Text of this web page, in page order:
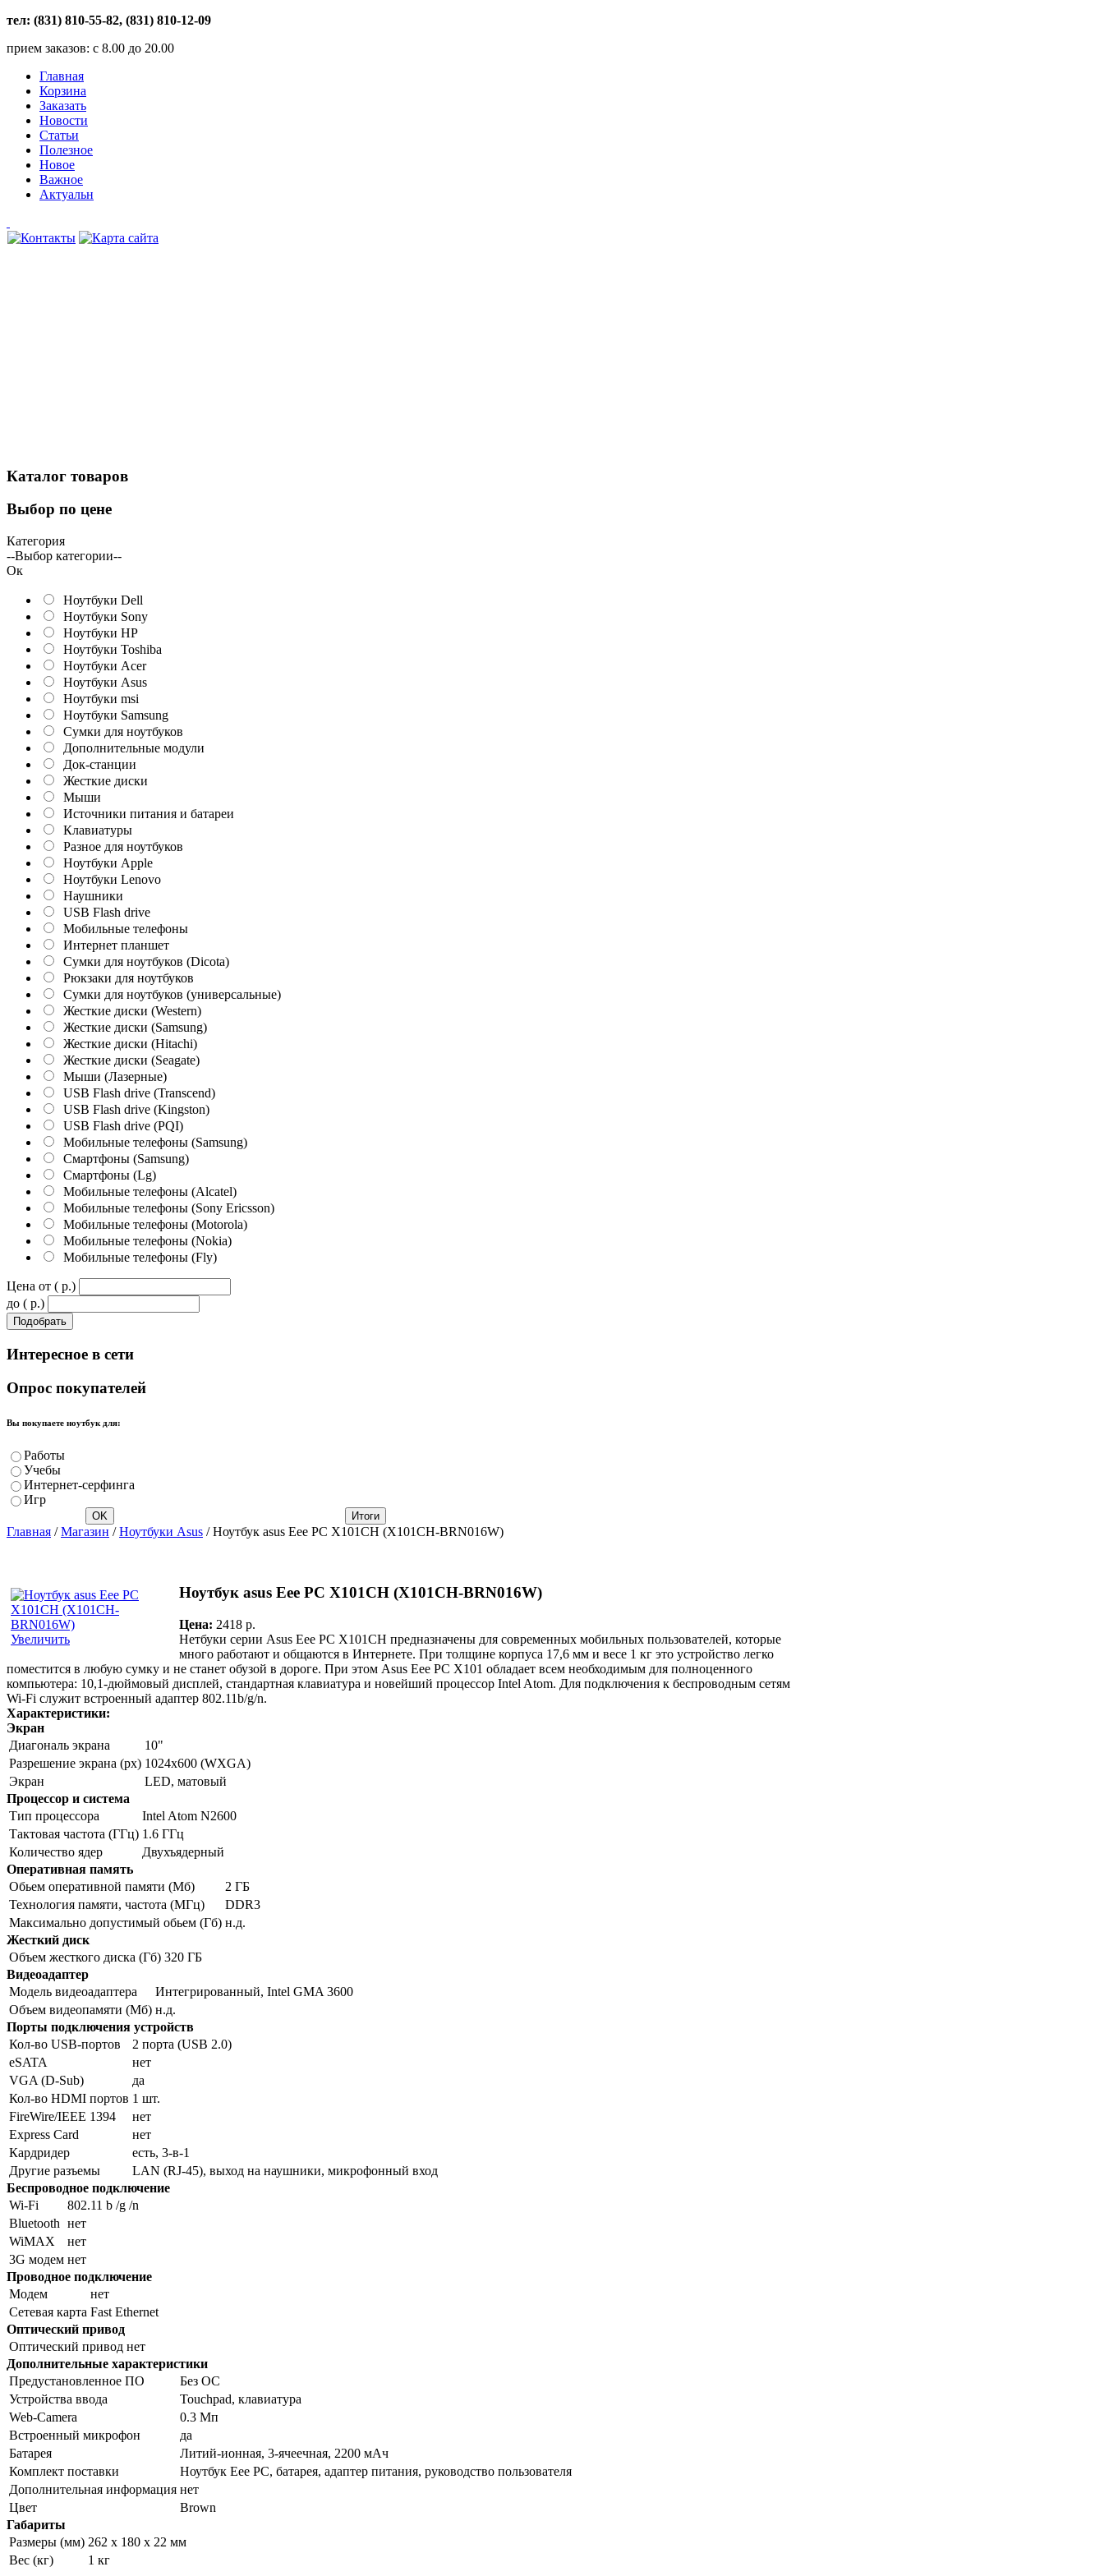
тел: (831) 810-55-82, (831) 810-12-09
прием заказов: с 8.00 до 20.00
Главная
Корзина
Заказать
Новости
Статьи
Полезное
Новое
Важное
Актуальн
Каталог товаров
Выбор по цене
Категория
--Выбор категории--
Ок
Ноутбуки Dell
Ноутбуки Sony
Ноутбуки HP
Ноутбуки Toshiba
Ноутбуки Acer
Ноутбуки Asus
Ноутбуки msi
Ноутбуки Samsung
Сумки для ноутбуков
Дополнительные модули
Док-станции
Жесткие диски
Мыши
Источники питания и батареи
Клавиатуры
Разное для ноутбуков
Ноутбуки Apple
Ноутбуки Lenovo
Наушники
USB Flash drive
Мобильные телефоны
Интернет планшет
Сумки для ноутбуков (Dicota)
Рюкзаки для ноутбуков
Сумки для ноутбуков (универсальные)
Жесткие диски (Western)
Жесткие диски (Samsung)
Жесткие диски (Hitachi)
Жесткие диски (Seagate)
Мыши (Лазерные)
USB Flash drive (Transcend)
USB Flash drive (Kingston)
USB Flash drive (PQI)
Мобильные телефоны (Samsung)
Смартфоны (Samsung)
Смартфоны (Lg)
Мобильные телефоны (Alcatel)
Мобильные телефоны (Sony Ericsson)
Мобильные телефоны (Motorola)
Мобильные телефоны (Nokia)
Мобильные телефоны (Fly)
Цена от ( p.)
до ( p.)
Интересное в сети
Опрос покупателей
Вы покупаете ноутбук для:
Работы
Учебы
Интернет-серфинга
Игр
Главная /Магазин /Ноутбуки Asus / Ноутбук asus Eee PC X101CH (X101CH-BRN016W)
Увеличить
Ноутбук asus Eee PC X101CH (X101CH-BRN016W)
Цена: 2418 p.
Нетбуки серии Asus Eee PC X101СH предназначены для современных мобильных пользователей, которые
много работают и общаются в Интернете. При толщине корпуса 17,6 мм и весе 1 кг это устройство легко
поместится в любую сумку и не станет обузой в дороге. При этом Asus Eee PC X101 обладает всем необходимым для полноценного
компьютера: 10,1-дюймовый дисплей, стандартная клавиатура и новейший процессор Intel Atom. Для подключения к беспроводным сетям
Wi-Fi служит встроенный адаптер 802.11b/g/n.
Характеристики:
Экран
Диагональ экрана
10"
Разрешение экрана (px) 1024x600 (WXGA)
Экран
LED, матовый
Процессор и система
Тип процессора
Intel Atom N2600
Тактовая частота (ГГц) 1.6 ГГц
Количество ядер
Двухъядерный
Оперативная память
Обьем оперативной памяти (Мб)
2 ГБ
Технология памяти, частота (МГц)
DDR3
Максимально допустимый обьем (Гб) н.д.
Жесткий диск
Объем жесткого диска (Гб) 320 ГБ
Видеоадаптер
Модель видеоадаптера
Интегрированный, Intel GMA 3600
Объем видеопамяти (Мб) н.д.
Порты подключения устройств
Кол-во USB-портов
2 порта (USB 2.0)
eSATA
нет
VGA (D-Sub)
да
Кол-во HDMI портов 1 шт.
FireWire/IEEE 1394
нет
Express Card
нет
Кардридер
есть, 3-в-1
Другие разъемы
LAN (RJ-45), выход на наушники, микрофонный вход
Беспроводное подключение
Wi-Fi
802.11 b /g /n
Bluetooth нет
WiMAX
нет
3G модем нет
Проводное подключение
Модем
нет
Сетевая карта Fast Ethernet
Оптический привод
Оптический привод нет
Дополнительные характеристики
Предустановленное ПО
Без ОС
Устройства ввода
Touchpad, клавиатура
Web-Camera
0.3 Мп
Встроенный микрофон
да
Батарея
Литий-ионная, 3-ячеечная, 2200 мАч
Комплект поставки
Ноутбук Eee PC, батарея, адаптер питания, руководство пользователя
Дополнительная информация нет
Цвет
Brown
Габариты
Размеры (мм) 262 x 180 x 22 мм
Вес (кг)
1 кг